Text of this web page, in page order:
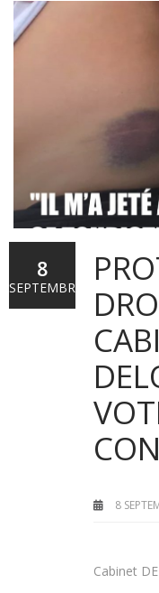
8
Cabinet
8
SEPTEMBRE